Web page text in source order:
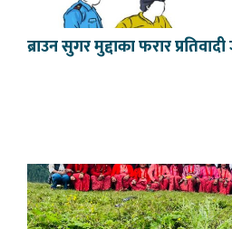
ब्राउन सुगर मुद्दाका फरार